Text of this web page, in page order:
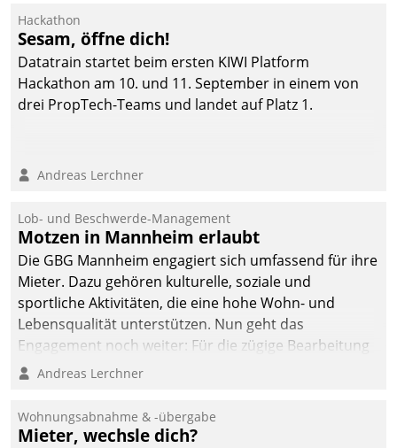
Ressort Kapitalanlage für
künftige Aufgaben und
Herausforderungen
gerüstet.
Hackathon
Sesam, öffne dich!
Datatrain startet beim ersten KIWI Platform
Hackathon am 10. und 11. September in einem von
drei PropTech-Teams und landet auf Platz 1.
Andreas Lerchner
Lob- und Beschwerde-Management
Motzen in Mannheim erlaubt
Die GBG Mannheim engagiert sich umfassend für ihre
Mieter. Dazu gehören kulturelle, soziale und
sportliche Aktivitäten, die eine hohe Wohn- und
Lebensqualität unterstützen. Nun geht das
Engagement noch weiter: Für die zügige Bearbeitung
von Beschwerden – oder Lob – richtet das
und Beschwerde-Management einen eigenen Kanal
ein.
Andreas Lerchner
Wohnungsabnahme & -übergabe
Mieter, wechsle dich?